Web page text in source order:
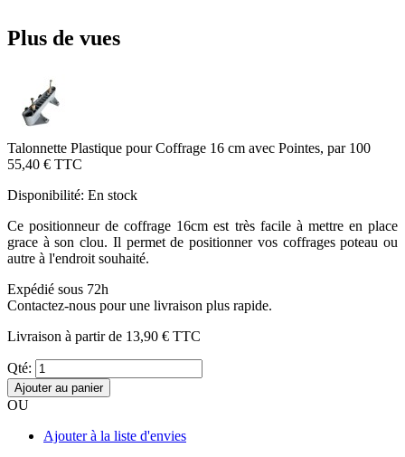
Plus de vues
Talonnette Plastique pour Coffrage 16 cm avec Pointes, par 100
55,40 € TTC
Disponibilité: En stock
Ce positionneur de coffrage 16cm est très facile à mettre en place
grace à son clou. Il permet de positionner vos coffrages poteau ou
autre à l'endroit souhaité.
Expédié sous 72h
Contactez-nous pour une livraison plus rapide.
Livraison à partir de 13,90 € TTC
Qté:
Ajouter au panier
OU
Ajouter à la liste d'envies